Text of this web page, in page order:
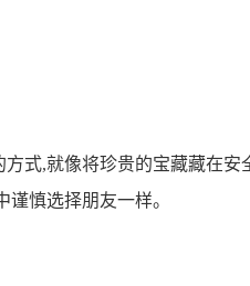
式,就像将珍贵的宝藏藏在安
慎选择朋友一样。